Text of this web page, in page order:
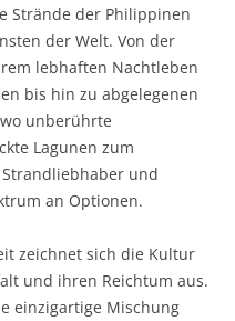
Strände der Philippinen
der Welt. Von der
lebhaften Nachtleben
bis hin zu abgelegenen
unberührte
Lagunen zum
und
an Optionen.
zeichnet sich die Kultur
und ihren Reichtum aus.
einzigartige Mischung